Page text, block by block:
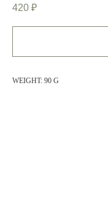
420 ₽
WEIGHT: 90 G